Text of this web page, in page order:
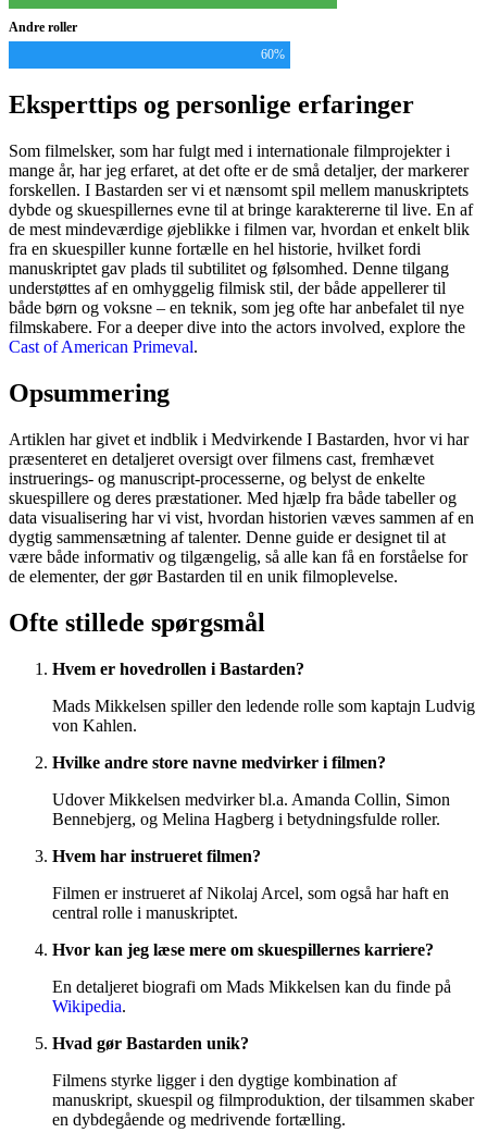
Andre roller
60%
Eksperttips og personlige erfaringer
Som filmelsker, som har fulgt med i internationale filmprojekter i
mange år, har jeg erfaret, at det ofte er de små detaljer, der markerer
forskellen. I Bastarden ser vi et nænsomt spil mellem manuskriptets
dybde og skuespillernes evne til at bringe karaktererne til live. En af
de mest mindeværdige øjeblikke i filmen var, hvordan et enkelt blik
fra en skuespiller kunne fortælle en hel historie, hvilket fordi
manuskriptet gav plads til subtilitet og følsomhed. Denne tilgang
understøttes af en omhyggelig filmisk stil, der både appellerer til
både børn og voksne – en teknik, som jeg ofte har anbefalet til nye
filmskabere. For a deeper dive into the actors involved, explore the
Cast of American Primeval.
Opsummering
Artiklen har givet et indblik i Medvirkende I Bastarden, hvor vi har
præsenteret en detaljeret oversigt over filmens cast, fremhævet
instruerings- og manuscript-processerne, og belyst de enkelte
skuespillere og deres præstationer. Med hjælp fra både tabeller og
data visualisering har vi vist, hvordan historien væves sammen af en
dygtig sammensætning af talenter. Denne guide er designet til at
være både informativ og tilgængelig, så alle kan få en forståelse for
de elementer, der gør Bastarden til en unik filmoplevelse.
Ofte stillede spørgsmål
Hvem er hovedrollen i Bastarden?
Mads Mikkelsen spiller den ledende rolle som kaptajn Ludvig
von Kahlen.
Hvilke andre store navne medvirker i filmen?
Udover Mikkelsen medvirker bl.a. Amanda Collin, Simon
Bennebjerg, og Melina Hagberg i betydningsfulde roller.
Hvem har instrueret filmen?
Filmen er instrueret af Nikolaj Arcel, som også har haft en
central rolle i manuskriptet.
Hvor kan jeg læse mere om skuespillernes karriere?
En detaljeret biografi om Mads Mikkelsen kan du finde på
Wikipedia.
Hvad gør Bastarden unik?
Filmens styrke ligger i den dygtige kombination af
manuskript, skuespil og filmproduktion, der tilsammen skaber
en dybdegående og medrivende fortælling.